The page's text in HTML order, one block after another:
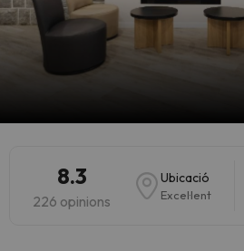
8.3
226 opinions
Ubicació
Excel·lent